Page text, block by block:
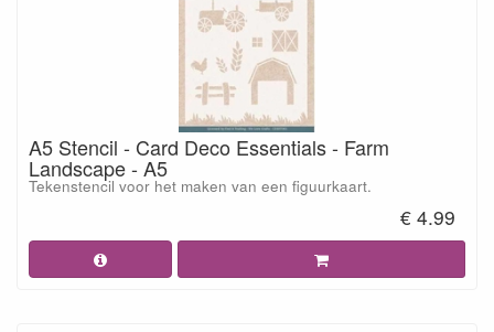
A5 Stencil - Card Deco Essentials - Farm
Landscape - A5
Tekenstencil voor het maken van een figuurkaart.
€ 4.99